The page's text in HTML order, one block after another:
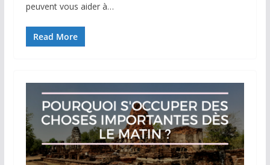
peuvent vous aider à…
Read More